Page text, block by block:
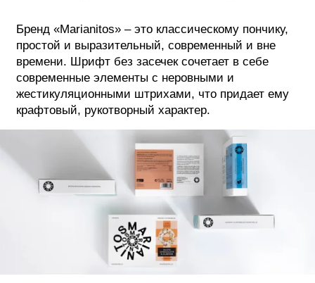
Бренд «Marianitos» – это классическому пончику,
простой и выразительный, современный и вне
времени. Шрифт без засечек сочетает в себе
современные элементы с неровными и
жестикуляционными штрихами, что придает ему
крафтовый, рукотворный характер.